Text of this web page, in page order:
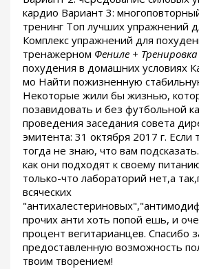
кардио Вариант 3:
тренинг Топ лучших упражнений
Комплекс упражнений для
тренажерном Фениле +
похудения в домашних условиях
мо Найти пожизненную
Некоторые жили бы жизнью,
позавидовать и без футбольной
проведения заседания совета
эмитента: 31 октября 2017 г. Если
тогда не знаю, что вам
как они подходят к своему
только-что лабораторий нет,а
всяческих
прочих анти хоть попой ешь, и
процент вегитарианцев. Спасибо
предоставленную возможность
твоим творением!